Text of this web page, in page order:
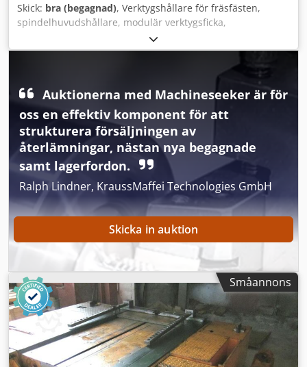
Skick: bra (begagnad), Verktygshållare för fräsfästen,
spindelhuvudshållare, modulär verktygsficka,
verktygshållarset, utrustningsvagn, CNC-transportvagn -
Utrustningsvagn: för 64 st verktygshållare SK50 -
Transportvagn: massiv konstruktion -Antal: 2 vagnar
tillgängliga, 1 med 2 länkhjul / 1 med 4 länkhjul -Pris: per
vagn Dsdon D Uraopfx Anleck -Mått: 1140/500/H930 mm -
Vikt: 60 kg / 63 kg
Auktionerna med Machineseeker är för
oss en effektiv komponent för att
strukturera försäljningen av
återlämningar, nästan nya begagnade
samt lagerfordon.
Ralph Lindner, KraussMaffei Technologies GmbH
Skicka in auktion
Småannons